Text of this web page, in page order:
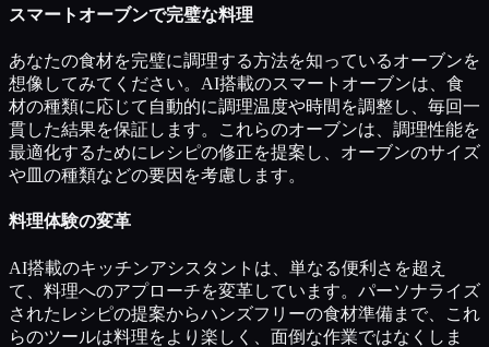
スマートオーブンで完璧な料理
あなたの食材を完璧に調理する方法を知っているオーブンを
想像してみてください。AI搭載のスマートオーブンは、食
材の種類に応じて自動的に調理温度や時間を調整し、毎回一
貫した結果を保証します。これらのオーブンは、調理性能を
最適化するためにレシピの修正を提案し、オーブンのサイズ
や皿の種類などの要因を考慮します。
料理体験の変革
AI搭載のキッチンアシスタントは、単なる便利さを超え
て、料理へのアプローチを変革しています。パーソナライズ
されたレシピの提案からハンズフリーの食材準備まで、これ
らのツールは料理をより楽しく、面倒な作業ではなくしま